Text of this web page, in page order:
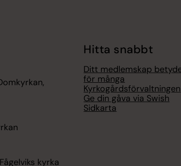
kyrka
Hitta snabbt
Ditt medlemskap
för många
Kyrkogårdsförvaltningen
Ge din gåva via Swish
Sidkarta